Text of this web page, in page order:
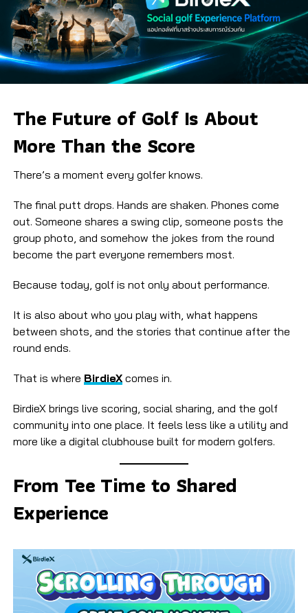
The Future of Golf Is About
More Than the Score
There’s a moment every golfer knows.
The final putt drops. Hands are shaken. Phones come
out. Someone shares a swing clip, someone posts the
group photo, and somehow the jokes from the round
become the part everyone remembers most.
Because today, golf is not only about performance.
It is also about who you play with, what happens
between shots, and the stories that continue after the
round ends.
That is where BirdieXcomes in.
BirdieX brings live scoring, social sharing, and the golf
community into one place. It feels less like a utility and
more like a digital clubhouse built for modern golfers.
From Tee Time to Shared
Experience